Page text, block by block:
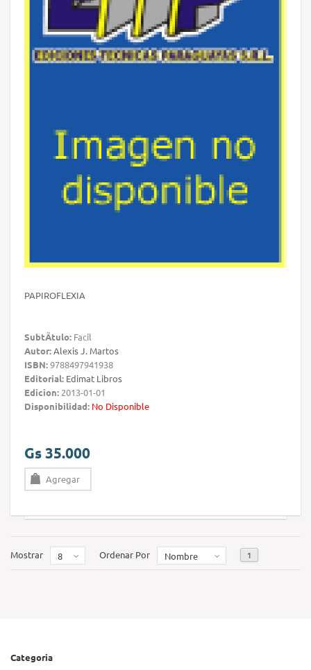
PAPIROFLEXIA
SubtÃ­tulo: Facil
Autor:Alexis J. Martos
ISBN:9788497941938
Editorial: Edimat Libros
Edicion: 2013-01-01
Disponibilidad: No Disponible
Gs 35.000
Agregar
Mostrar 8 Ordenar Por Nombre 1
Categoria